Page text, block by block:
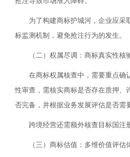
为了构建商标护城河，企业应采
标监测机制，避免抢注行为的发生。
（二）权属尽调：商标真实性核
在商标权属核查中，需要重点确
性审查，需核实商标是否存在质押、
否完备，并根据业务发展评估是否需
跨境经营还需额外核查目标国注
（三）商标估值：多维价值评估